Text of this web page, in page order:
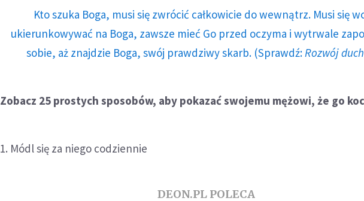
Kto szuka Boga, musi się zwrócić całkowicie do wewnątrz. Musi się
ukierunkowywać na Boga, zawsze mieć Go przed oczyma i wytrwale
sobie, aż znajdzie Boga, swój prawdziwy skarb. (Sprawdź: Rozwój
Zobacz 25 prostych sposobów, aby pokazać swojemu mężowi, że go
1. Módl się za niego codziennie
DEON.PL POLECA